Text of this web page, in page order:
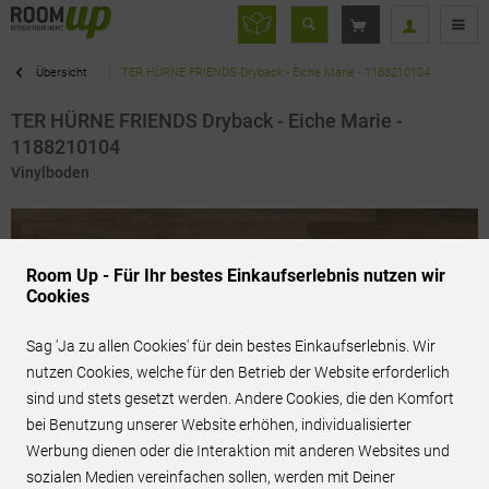
Übersicht TER HÜRNE FRIENDS Dryback - Eiche Marie - 1188210104
TER HÜRNE FRIENDS Dryback - Eiche Marie -
1188210104
Vinylboden
Room Up - Für Ihr bestes Einkaufserlebnis nutzen wir
Cookies
Sag 'Ja zu allen Cookies' für dein bestes Einkaufserlebnis. Wir
nutzen Cookies, welche für den Betrieb der Website erforderlich
sind und stets gesetzt werden. Andere Cookies, die den Komfort
bei Benutzung unserer Website erhöhen, individualisierter
Werbung dienen oder die Interaktion mit anderen Websites und
sozialen Medien vereinfachen sollen, werden mit Deiner